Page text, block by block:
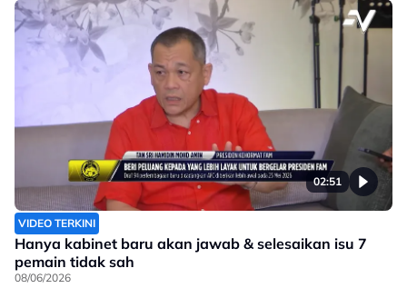
02:51
VIDEO TERKINI
Hanya kabinet baru akan jawab & selesaikan isu 7
pemain tidak sah
08/06/2026